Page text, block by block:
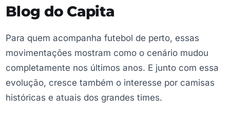
Blog do Capita
Para quem acompanha futebol de perto, essas
movimentações mostram como o cenário mudou
completamente nos últimos anos. E junto com essa
evolução, cresce também o interesse por camisas
históricas e atuais dos grandes times.